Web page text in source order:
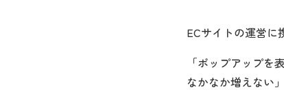
ECサイトの運営に
「ポップアップ
なかなか増えない」